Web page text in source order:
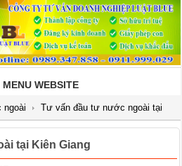
MENU WEBSITE
Tư vấn đầu tư nước ngoài tại
tại Kiên Giang